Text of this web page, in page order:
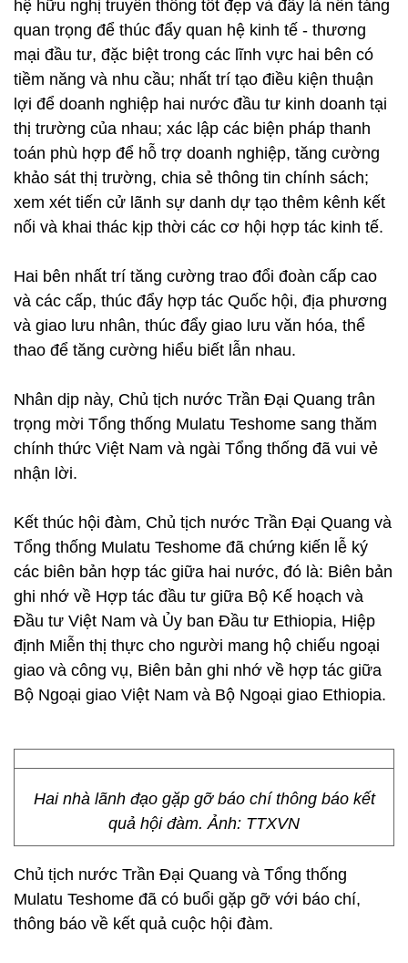
hệ hữu nghị truyền thống tốt đẹp và đây là nền tảng
quan trọng để thúc đẩy quan hệ kinh tế - thương
mại đầu tư, đặc biệt trong các lĩnh vực hai bên có
tiềm năng và nhu cầu; nhất trí tạo điều kiện thuận
lợi để doanh nghiệp hai nước đầu tư kinh doanh tại
thị trường của nhau; xác lập các biện pháp thanh
toán phù hợp để hỗ trợ doanh nghiệp, tăng cường
khảo sát thị trường, chia sẻ thông tin chính sách;
xem xét tiến cử lãnh sự danh dự tạo thêm kênh kết
nối và khai thác kịp thời các cơ hội hợp tác kinh tế.
Hai bên nhất trí tăng cường trao đổi đoàn cấp cao
và các cấp, thúc đẩy hợp tác Quốc hội, địa phương
và giao lưu nhân, thúc đẩy giao lưu văn hóa, thể
thao để tăng cường hiểu biết lẫn nhau.
Nhân dịp này, Chủ tịch nước Trần Đại Quang trân
trọng mời Tổng thống Mulatu Teshome sang thăm
chính thức Việt Nam và ngài Tổng thống đã vui vẻ
nhận lời.
Kết thúc hội đàm, Chủ tịch nước Trần Đại Quang và
Tổng thống Mulatu Teshome đã chứng kiến lễ ký
các biên bản hợp tác giữa hai nước, đó là: Biên bản
ghi nhớ về Hợp tác đầu tư giữa Bộ Kế hoạch và
Đầu tư Việt Nam và Ủy ban Đầu tư Ethiopia, Hiệp
định Miễn thị thực cho người mang hộ chiếu ngoại
giao và công vụ, Biên bản ghi nhớ về hợp tác giữa
Bộ Ngoại giao Việt Nam và Bộ Ngoại giao Ethiopia.
Hai nhà lãnh đạo gặp gỡ báo chí thông báo kết
quả hội đàm. Ảnh: TTXVN
Chủ tịch nước Trần Đại Quang và Tổng thống
Mulatu Teshome đã có buổi gặp gỡ với báo chí,
thông báo về kết quả cuộc hội đàm.